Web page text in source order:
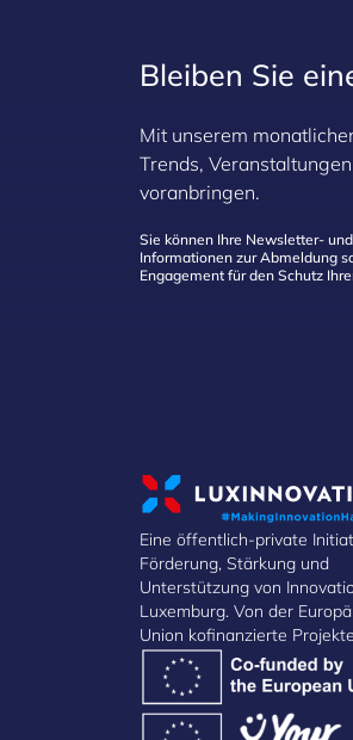
Bleiben Sie
Mit unserem
Trends,
voranbringen.
Sie können Ihre Newsletter-
Informationen zur Abmeldung
Engagement für den Schutz
Eine öffentlich-private
Förderung, Stärkung und
Unterstützung von
Luxemburg. Von der
Union kofinanzierte Projekte